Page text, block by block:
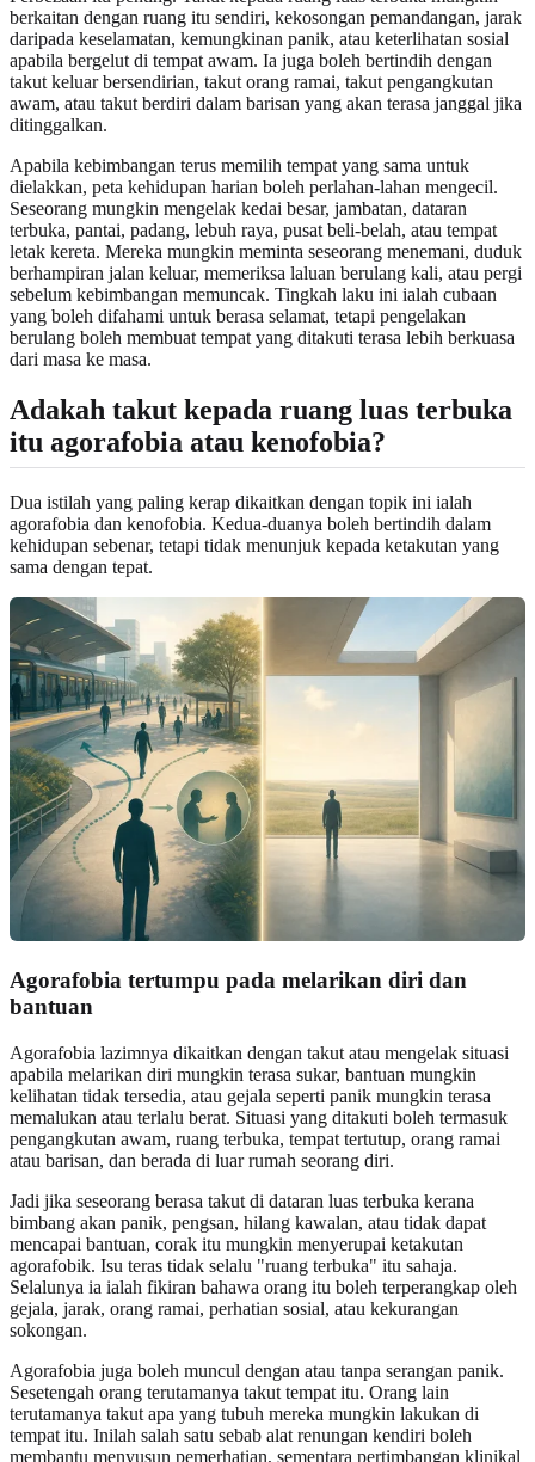
berkaitan dengan ruang itu sendiri, kekosongan pemandangan, jarak
daripada keselamatan, kemungkinan panik, atau keterlihatan sosial
apabila bergelut di tempat awam. Ia juga boleh bertindih dengan
takut keluar bersendirian, takut orang ramai, takut pengangkutan
awam, atau takut berdiri dalam barisan yang akan terasa janggal jika
ditinggalkan.
Apabila kebimbangan terus memilih tempat yang sama untuk
dielakkan, peta kehidupan harian boleh perlahan-lahan mengecil.
Seseorang mungkin mengelak kedai besar, jambatan, dataran
terbuka, pantai, padang, lebuh raya, pusat beli-belah, atau tempat
letak kereta. Mereka mungkin meminta seseorang menemani, duduk
berhampiran jalan keluar, memeriksa laluan berulang kali, atau pergi
sebelum kebimbangan memuncak. Tingkah laku ini ialah cubaan
yang boleh difahami untuk berasa selamat, tetapi pengelakan
berulang boleh membuat tempat yang ditakuti terasa lebih berkuasa
dari masa ke masa.
Adakah takut kepada ruang luas terbuka
itu agorafobia atau kenofobia?
Dua istilah yang paling kerap dikaitkan dengan topik ini ialah
agorafobia dan kenofobia. Kedua-duanya boleh bertindih dalam
kehidupan sebenar, tetapi tidak menunjuk kepada ketakutan yang
sama dengan tepat.
Agorafobia tertumpu pada melarikan diri dan
bantuan
Agorafobia lazimnya dikaitkan dengan takut atau mengelak situasi
apabila melarikan diri mungkin terasa sukar, bantuan mungkin
kelihatan tidak tersedia, atau gejala seperti panik mungkin terasa
memalukan atau terlalu berat. Situasi yang ditakuti boleh termasuk
pengangkutan awam, ruang terbuka, tempat tertutup, orang ramai
atau barisan, dan berada di luar rumah seorang diri.
Jadi jika seseorang berasa takut di dataran luas terbuka kerana
bimbang akan panik, pengsan, hilang kawalan, atau tidak dapat
mencapai bantuan, corak itu mungkin menyerupai ketakutan
agorafobik. Isu teras tidak selalu "ruang terbuka" itu sahaja.
Selalunya ia ialah fikiran bahawa orang itu boleh terperangkap oleh
gejala, jarak, orang ramai, perhatian sosial, atau kekurangan
sokongan.
Agorafobia juga boleh muncul dengan atau tanpa serangan panik.
Sesetengah orang terutamanya takut tempat itu. Orang lain
terutamanya takut apa yang tubuh mereka mungkin lakukan di
tempat itu. Inilah salah satu sebab alat renungan kendiri boleh
membantu menyusun pemerhatian, sementara pertimbangan klinikal